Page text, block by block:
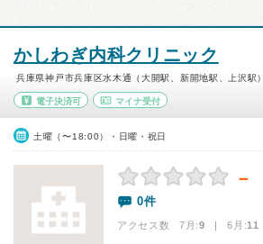
かしわぎ内科クリニック
兵庫県神戸市兵庫区水木通（大開駅、新開地駅、上沢駅）
電子決済可 マイナ受付
土曜（〜18:00）・日曜・祝日
－
0件
アクセス数 7月:9 | 6月:11